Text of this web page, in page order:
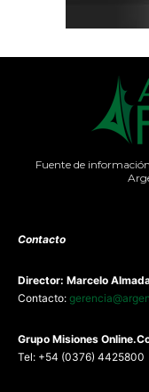
Fuente de
Contacto
Director: Marcelo
Contacto:
Grupo Misiones
Tel: +54 (0376) 4425800